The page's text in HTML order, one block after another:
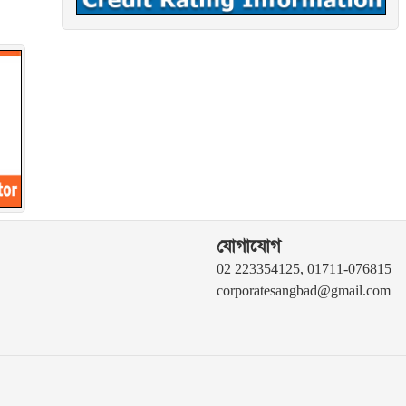
যোগাযোগ
02 223354125, 01711-076815
corporatesangbad@gmail.com